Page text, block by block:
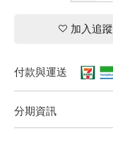
加入追蹤
付款與運送
分期資訊